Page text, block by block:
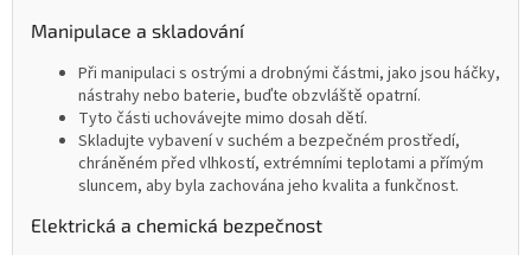
Manipulace a skladování
Při manipulaci s ostrými a drobnými částmi, jako jsou háčky,
nástrahy nebo baterie, buďte obzvláště opatrní.
Tyto části uchovávejte mimo dosah dětí.
Skladujte vybavení v suchém a bezpečném prostředí,
chráněném před vlhkostí, extrémními teplotami a přímým
sluncem, aby byla zachována jeho kvalita a funkčnost.
Elektrická a chemická bezpečnost